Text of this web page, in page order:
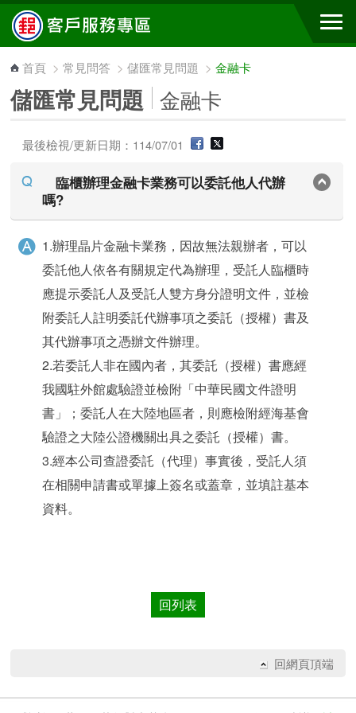
跳到主要內容區塊
首頁 >常見問答 >儲匯常見問題 >金融卡
儲匯常見問題 金融卡
最後檢視/更新日期：114/07/01
臨櫃辦理金融卡業務可以委託他人代辦
嗎?
1.辦理晶片金融卡業務，因故無法親辦者，可以
委託他人依各有關規定代為辦理，受託人臨櫃時
應提示委託人及受託人雙方身分證明文件，並檢
附委託人註明委託代辦事項之委託（授權）書及
其代辦事項之憑辦文件辦理。
2.若委託人非在國內者，其委託（授權）書應經
我國駐外館處驗證並檢附「中華民國文件證明
書」；委託人在大陸地區者，則應檢附經海基會
驗證之大陸公證機關出具之委託（授權）書。
3.經本公司查證委託（代理）事實後，受託人須
在相關申請書或單據上簽名或蓋章，並填註基本
資料。
回列表
回網頁頂端